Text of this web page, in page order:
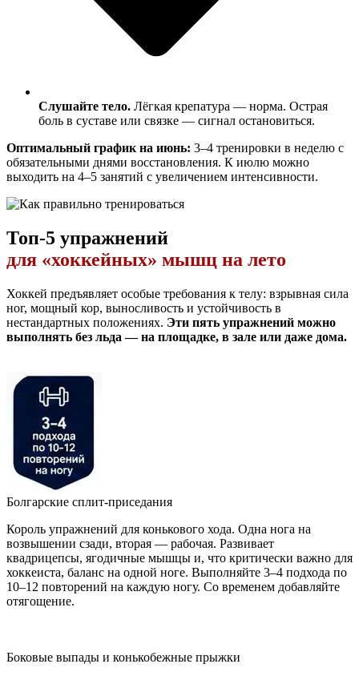
Слушайте тело. Лёгкая крепатура — норма. Острая
боль в суставе или связке — сигнал остановиться.
Оптимальный график на июнь: 3–4 тренировки в неделю с
обязательными днями восстановления. К июлю можно
выходить на 4–5 занятий с увеличением интенсивности.
Топ-5 упражнений
для «хоккейных» мышц на лето
Хоккей предъявляет особые требования к телу: взрывная сила
ног, мощный кор, выносливость и устойчивость в
нестандартных положениях. Эти пять упражнений можно
выполнять без льда — на площадке, в зале или даже дома.
Болгарские сплит-приседания
Король упражнений для конькового хода. Одна нога на
возвышении сзади, вторая — рабочая. Развивает
квадрицепсы, ягодичные мышцы и, что критически важно для
хоккеиста, баланс на одной ноге. Выполняйте 3–4 подхода по
10–12 повторений на каждую ногу. Со временем добавляйте
отягощение.
Боковые выпады и конькобежные прыжки